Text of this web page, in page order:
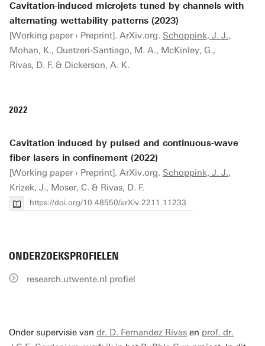
Cavitation-induced microjets tuned by channels with
alternating wettability patterns (2023)
[Working paper › Preprint]. ArXiv.org. Schoppink, J. J.,
Mohan, K., Quetzeri-Santiago, M. A., McKinley, G.,
Rivas, D. F. & Dickerson, A. K.
2022
Cavitation induced by pulsed and continuous-wave
fiber lasers in confinement (2022)
[Working paper › Preprint]. ArXiv.org. Schoppink, J. J.,
Krizek, J., Moser, C. & Rivas, D. F.
https://doi.org/10.48550/arXiv.2211.11233
ONDERZOEKSPROFIELEN
research.utwente.nl profiel
Onder supervisie van dr. D. Fernandez Rivas en prof. dr.